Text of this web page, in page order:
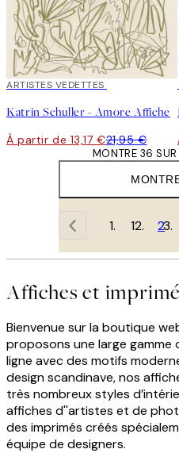
40%*
ARTISTES VEDETTES
Katrin Schuller - Amore Affiche
À partir de 13,17 €21,95 €
MONTRE 36
1 2
Affiches et
Bienvenue sur la boutique
proposons une large gamme
ligne avec des motifs
design scandinave, nos
très nombreux styles
affiches d''artistes et de
des imprimés créés
équipe de designers.